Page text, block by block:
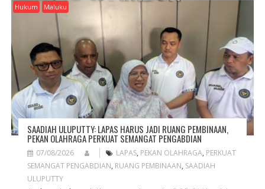
Hukum Maluku
SAADIAH ULUPUTTY: LAPAS HARUS JADI RUANG PEMBINAAN,
PEKAN OLAHRAGA PERKUAT SEMANGAT PENGABDIAN
07/08/2026 LAPAS, PEKAN OLAHRAGA, PERKUAT
SEMANGAT PENGABDIAN, RUANG PEMBINAAN, SAADIAH
ULUPUTTY